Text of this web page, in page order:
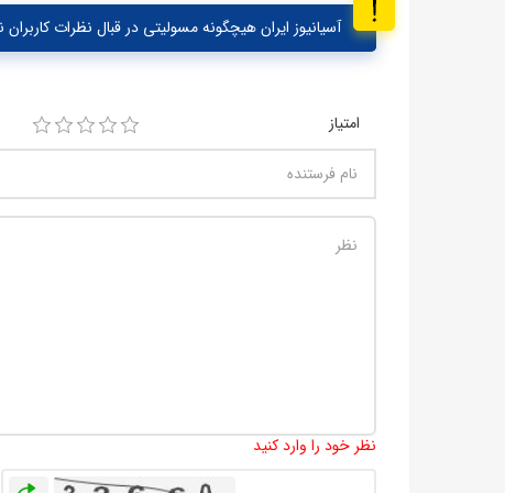
آسیانیوز ایران هیچگونه مسولیتی در قبال نظرات کاربران
امتیاز
نظر خود را وارد کنید